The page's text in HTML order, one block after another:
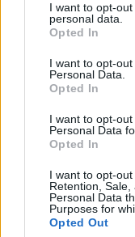
I want to opt-
personal data.
Opted In
I want to opt-
Personal Data.
Opted In
I want to opt-
Personal Data
Opted In
I want to opt-out
Retention,
Personal Data
Purposes for
Opted Out
tartozik, melynek
regisztrációhoz
Az előfizetés a
Portfolio.hu
kötéslistái
MÁR